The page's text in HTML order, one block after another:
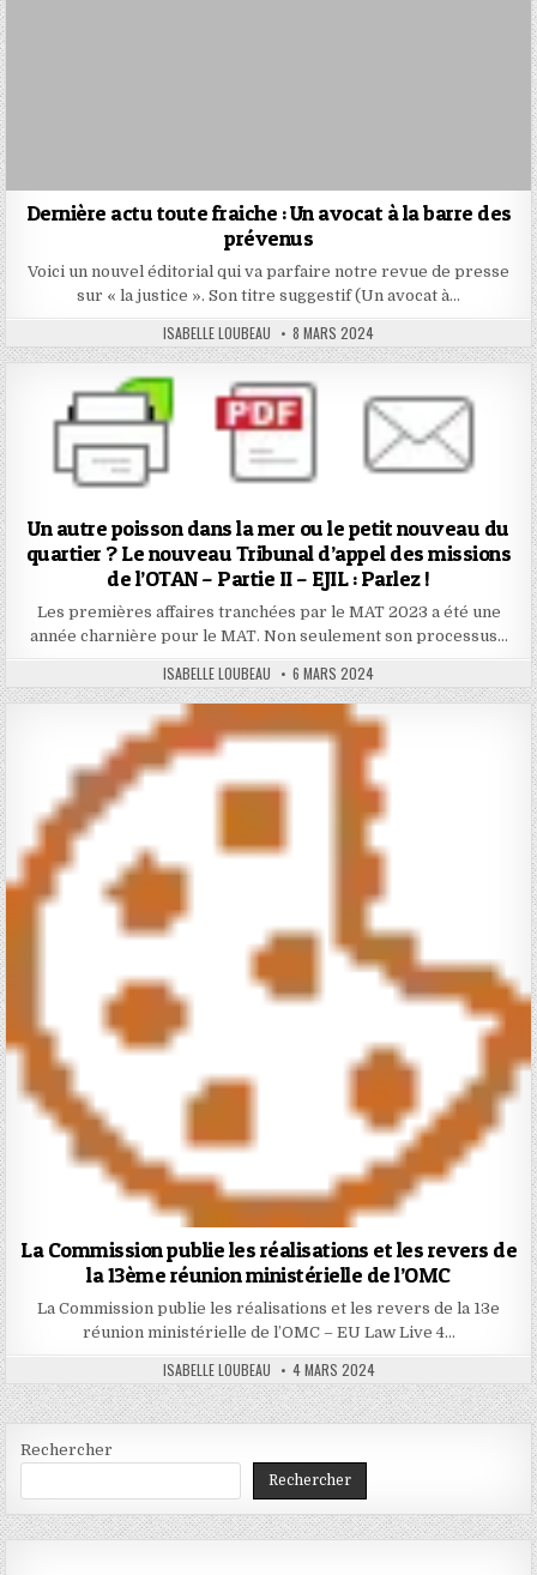
Dernière actu toute fraiche : Un avocat à la barre des
prévenus
Voici un nouvel éditorial qui va parfaire notre revue de presse
sur « la justice ». Son titre suggestif (Un avocat à…
AUTHOR:
ISABELLE LOUBEAU PUBLISHED
DATE:
8 MARS 2024
Un autre poisson dans la mer ou le petit nouveau du
quartier ? Le nouveau Tribunal d’appel des missions
de l’OTAN – Partie II – EJIL : Parlez !
Les premières affaires tranchées par le MAT 2023 a été une
année charnière pour le MAT. Non seulement son processus…
AUTHOR:
ISABELLE LOUBEAU PUBLISHED
DATE:
6 MARS 2024
La Commission publie les réalisations et les revers de
la 13ème réunion ministérielle de l’OMC
La Commission publie les réalisations et les revers de la 13e
réunion ministérielle de l’OMC – EU Law Live 4…
AUTHOR:
ISABELLE LOUBEAU PUBLISHED
DATE:
4 MARS 2024
Rechercher
Rechercher